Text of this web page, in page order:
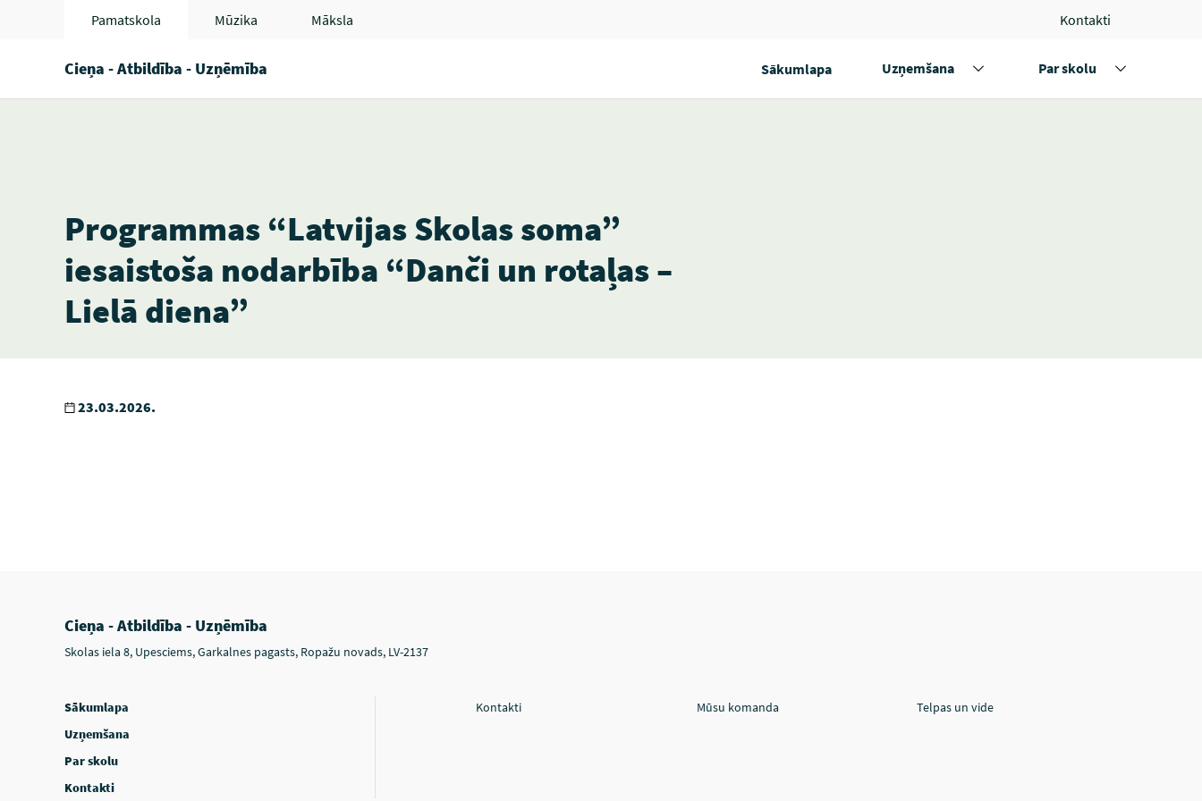
Pamatskola Mūzika Māksla Kontakti
Cieņa - Atbildība - Uzņēmība Sākumlapa Uzņemšana Par skolu
Programmas “Latvijas Skolas soma”
iesaistoša nodarbība “Danči un rotaļas –
Lielā diena”
23.03.2026.
Cieņa - Atbildība - Uzņēmība
Skolas iela 8, Upesciems, Garkalnes pagasts, Ropažu novads, LV-2137
Sākumlapa
Uzņemšana
Par skolu
Kontakti
Kontakti Mūsu komanda Telpas un vide